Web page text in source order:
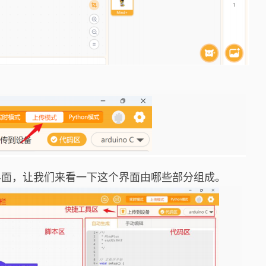
，让我们来看一下这个界面由哪些部分组成。